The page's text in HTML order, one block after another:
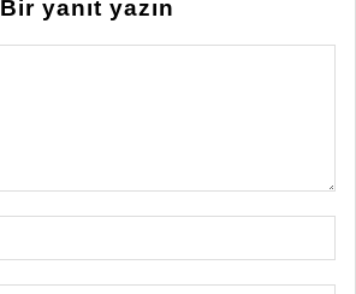
Bir yanıt yazın